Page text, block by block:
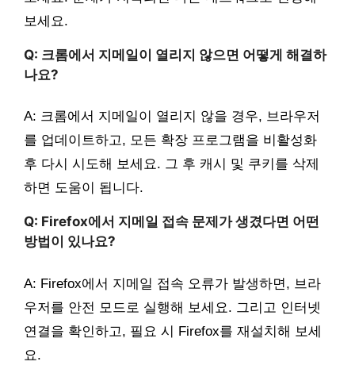
보세요.
Q: 크롬에서 지메일이 열리지 않으면 어떻게 해결하
나요?
A: 크롬에서 지메일이 열리지 않을 경우, 브라우저
를 업데이트하고, 모든 확장 프로그램을 비활성화
후 다시 시도해 보세요. 그 후 캐시 및 쿠키를 삭제
하면 도움이 됩니다.
Q: Firefox에서 지메일 접속 문제가 생겼다면 어떤
방법이 있나요?
A: Firefox에서 지메일 접속 오류가 발생하면, 브라
우저를 안전 모드로 실행해 보세요. 그리고 인터넷
연결을 확인하고, 필요 시 Firefox를 재설치해 보세
요.